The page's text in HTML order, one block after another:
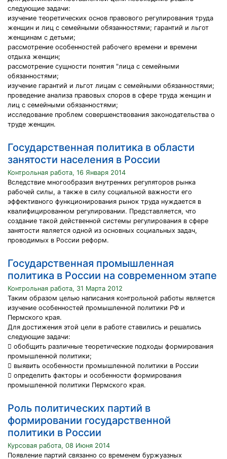
следующие задачи:
изучение теоретических основ правового регулирования труда
женщин и лиц с семейными обязанностями; гарантий и льгот
женщинам с детьми;
рассмотрение особенностей рабочего времени и времени
отдыха женщин;
рассмотрение сущности понятия "лица с семейными
обязанностями;
изучение гарантий и льгот лицам с семейными обязанностями;
проведение анализа правовых споров в сфере труда женщин и
лиц с семейными обязанностями;
исследование проблем совершенствования законодательства о
труде женщин.
Государственная политика в области
занятости населения в России
Контрольная работа, 16 Января 2014
Вследствие многообразия внутренних регуляторов рынка
рабочей силы, а также в силу социальной важности его
эффективного функционирования рынок труда нуждается в
квалифицированном регулировании. Представляется, что
создание такой действенной системы регулирования в сфере
занятости является одной из основных социальных задач,
проводимых в России реформ.
Государственная промышленная
политика в России на современном этапе
Контрольная работа, 31 Марта 2012
Таким образом целью написания контрольной работы является
изучение особенностей промышленной политики РФ и
Пермского края.
Для достижения этой цели в работе ставились и решались
следующие задачи:
 обобщить различные теоретические подходы формирования
промышленной политики;
 выявить особенности промышленной политики в России
 определить факторы и особенности формирования
промышленной политики Пермского края.
Роль политических партий в
формировании государственной
политики в России
Курсовая работа, 08 Июня 2014
Появление партий связанно со временем буржуазных